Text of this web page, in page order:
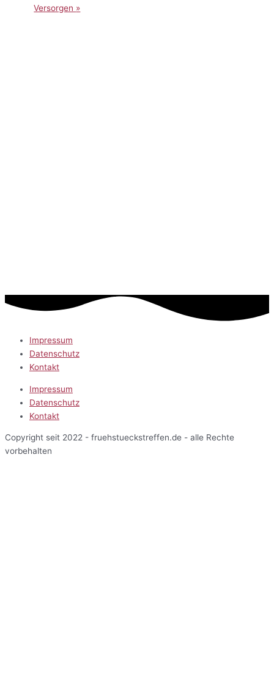
Versorgen »
Impressum
Datenschutz
Kontakt
Impressum
Datenschutz
Kontakt
Copyright seit 2022 - fruehstueckstreffen.de - alle Rechte
vorbehalten